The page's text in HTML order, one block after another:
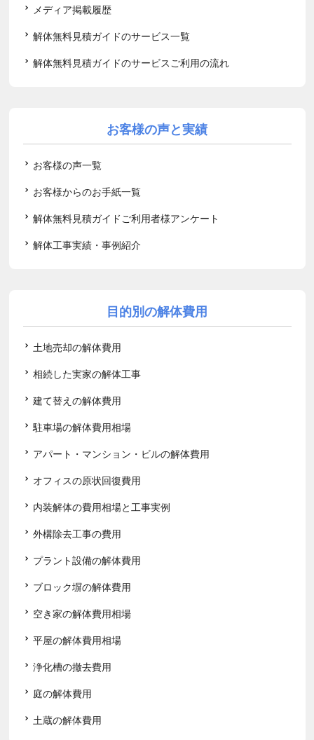
メディア掲載履歴
解体無料見積ガイドのサービス一覧
解体無料見積ガイドのサービスご利用の流れ
お客様の声と実績
お客様の声一覧
お客様からのお手紙一覧
解体無料見積ガイドご利用者様アンケート
解体工事実績・事例紹介
目的別の解体費用
土地売却の解体費用
相続した実家の解体工事
建て替えの解体費用
駐車場の解体費用相場
アパート・マンション・ビルの解体費用
オフィスの原状回復費用
内装解体の費用相場と工事実例
外構除去工事の費用
プラント設備の解体費用
ブロック塀の解体費用
空き家の解体費用相場
平屋の解体費用相場
浄化槽の撤去費用
庭の解体費用
土蔵の解体費用